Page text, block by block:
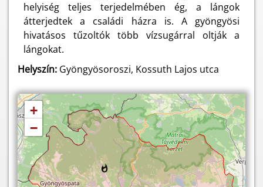
helyiség teljes terjedelmében ég, a lángok
átterjedtek a családi házra is. A gyöngyösi
hivatásos tűzoltók több vízsugárral oltják a
lángokat.
Helyszín: Gyöngyösoroszi, Kossuth Lajos utca
+
−